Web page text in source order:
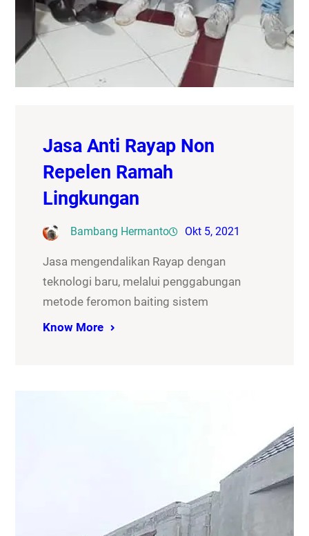
Jasa Anti Rayap Non
Repelen Ramah
Lingkungan
Bambang Hermanto Okt 5, 2021
Jasa mengendalikan Rayap dengan
teknologi baru, melalui penggabungan
metode feromon baiting sistem
Know More